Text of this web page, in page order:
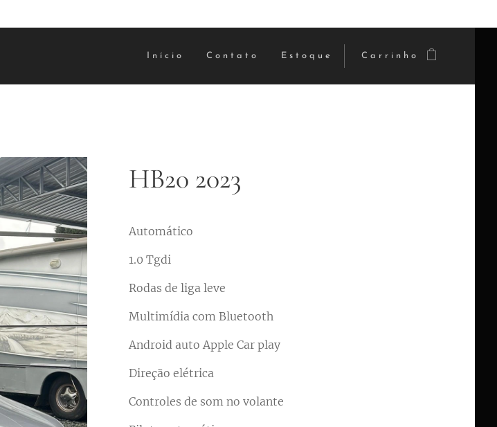
Início Contato Estoque Carrinho
HB20 2023
Automático
1.0 Tgdi
Rodas de liga leve
Multimídia com Bluetooth
Android auto Apple Car play
Direção elétrica
Controles de som no volante